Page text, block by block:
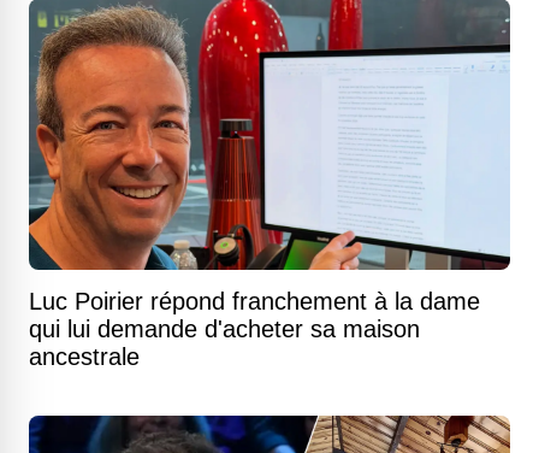
Luc Poirier répond franchement à la dame
qui lui demande d'acheter sa maison
ancestrale